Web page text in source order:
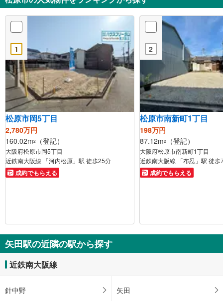
1
松原市岡5丁目
2,780万円
160.02m2 （登記）
大阪府松原市岡5丁目
近鉄南大阪線 「河内松原」駅 徒歩25分
成約でもらえる
2
松原市南新町1丁目
198万円
87.12m2 （登記）
大阪府松原市南新町1丁目
近鉄南大阪線 「布忍」駅 徒歩
成約でもらえる
矢田駅の近隣の駅から探す
近鉄南大阪線
針中野 矢田